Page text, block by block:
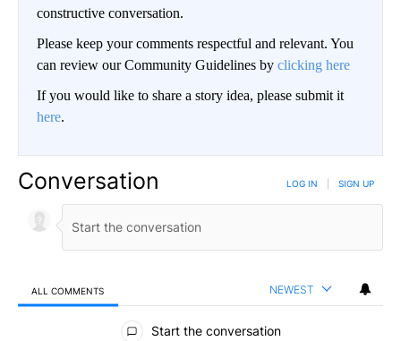
constructive conversation.
Please keep your comments respectful and relevant. You
can review our Community Guidelines by clicking here
If you would like to share a story idea, please submit it
here.
Conversation LOG IN SIGN UP
ALL COMMENTS NEWEST
All Comments
Start the conversation